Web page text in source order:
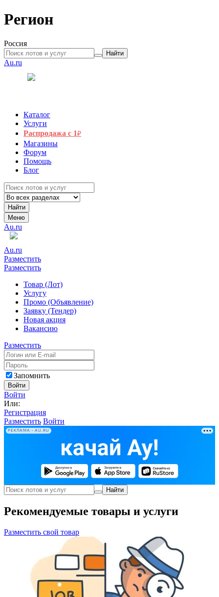
Регион
Россия
Найти
Au.ru
Каталог
Услуги
Распродажа с 1₽
Магазины
Форум
Помощь
Блог
Найти
Меню
Au.ru
Au.ru
Разместить
Разместить
Товар (Лот)
Услугу
Промо (Объявление)
Заявку (Тендер)
Новая акция
Вакансию
Разместить
Запомнить
Войти
Войти
Или:
Регистрация
Разместить Войти
РЕКЛАМА • AU.RU
Найти
Рекомендуемые товары и услуги
Разместить свой товар